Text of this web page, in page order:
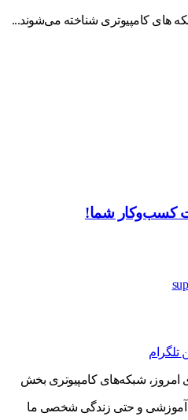
های کامپیوتری شناخته می‌شوند...
کسب‌وکار شما!
تلگرام
امروز، شبکه‌های کامپیوتری بخش
آموزشی و حتی زندگی شخصی ما